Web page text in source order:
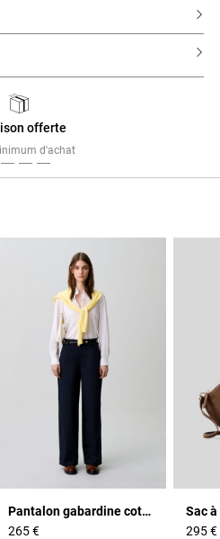
offerte
d'achat
Pantalon gabardine coton
265 €
295 €